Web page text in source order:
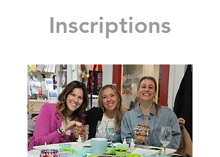
Inscriptions